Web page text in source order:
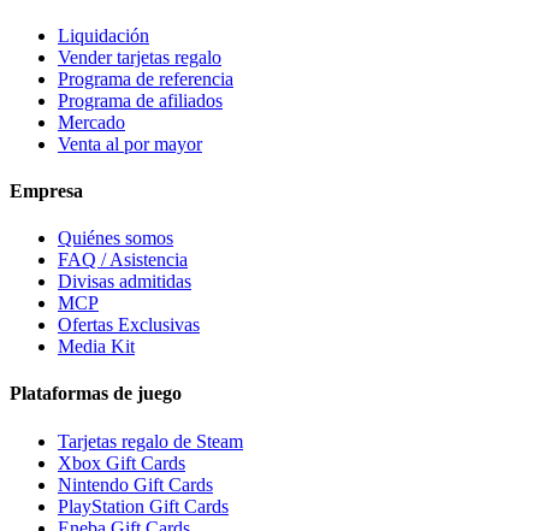
Liquidación
Vender tarjetas regalo
Programa de referencia
Programa de afiliados
Mercado
Venta al por mayor
Empresa
Quiénes somos
FAQ / Asistencia
Divisas admitidas
MCP
Ofertas Exclusivas
Media Kit
Plataformas de juego
Tarjetas regalo de Steam
Xbox Gift Cards
Nintendo Gift Cards
PlayStation Gift Cards